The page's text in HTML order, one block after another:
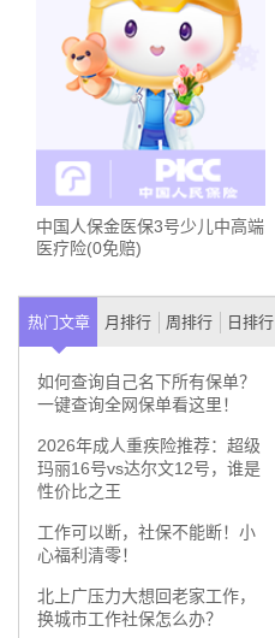
中国人保金医保3号少儿中高端
医疗险(0免赔)
热门文章 月排行 周排行 日排行
如何查询自己名下所有保单？
一键查询全网保单看这里！
2026年成人重疾险推荐：超级
玛丽16号vs达尔文12号，谁是
性价比之王
工作可以断，社保不能断！小
心福利清零！
北上广压力大想回老家工作，
换城市工作社保怎么办？